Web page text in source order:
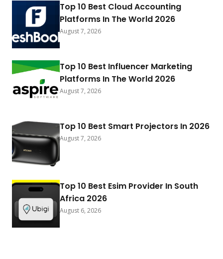
Top 10 Best Cloud Accounting
Platforms In The World 2026
August 7, 2026
Top 10 Best Influencer Marketing
Platforms In The World 2026
August 7, 2026
Top 10 Best Smart Projectors In 2026
August 7, 2026
Top 10 Best Esim Provider In South
Africa 2026
August 6, 2026